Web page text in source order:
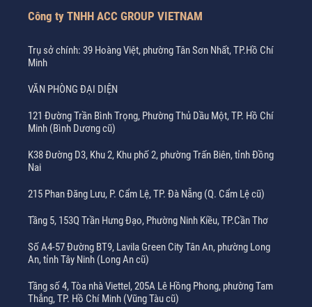
Công ty TNHH ACC GROUP VIETNAM
Trụ sở chính: 39 Hoàng Việt, phường Tân Sơn Nhất, TP.Hồ Chí
Minh
VĂN PHÒNG ĐẠI DIỆN
121 Đường Trần Bình Trọng, Phường Thủ Dầu Một, TP. Hồ Chí
Minh (Bình Dương cũ)
K38 Đường D3, Khu 2, Khu phố 2, phường Trấn Biên, tỉnh Đồng
Nai
215 Phan Đăng Lưu, P. Cẩm Lệ, TP. Đà Nẵng (Q. Cẩm Lệ cũ)
Tầng 5, 153Q Trần Hưng Đạo, Phường Ninh Kiều, TP.Cần Thơ
Số A4-57 Đường BT9, Lavila Green City Tân An, phường Long
An, tỉnh Tây Ninh (Long An cũ)
Tầng số 4, Tòa nhà Viettel, 205A Lê Hồng Phong, phường Tam
Thắng, TP. Hồ Chí Minh (Vũng Tàu cũ)